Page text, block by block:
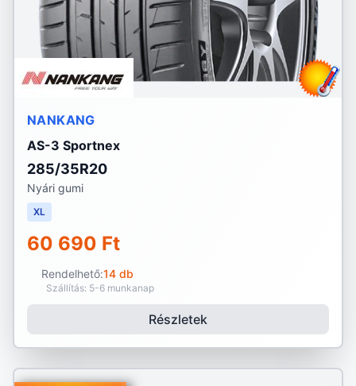
NANKANG
AS-3 Sportnex
285/35R20
Nyári gumi
XL
60 690 Ft
Rendelhető:14 db
Szállítás: 5-6 munkanap
Részletek